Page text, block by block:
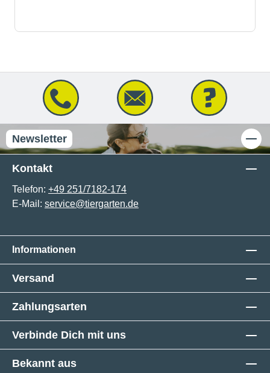
Newsletter
Kontakt
Telefon: +49 251/7182-174
E-Mail: service@tiergarten.de
Informationen
Versand
Zahlungsarten
Verbinde Dich mit uns
Bekannt aus